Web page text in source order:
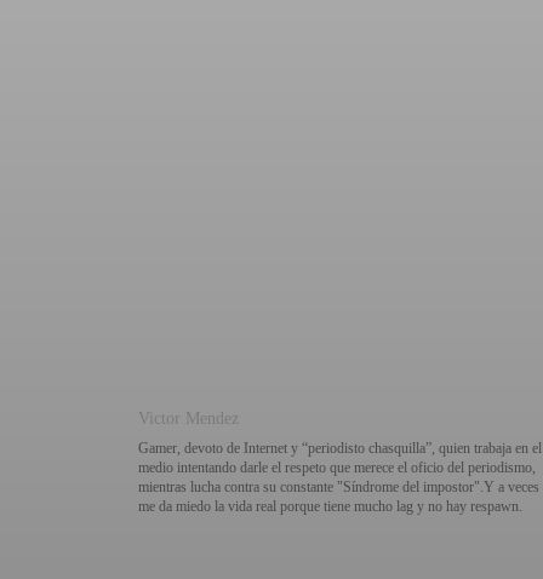
Victor Mendez
Gamer, devoto de Internet y “periodisto chasquilla”, quien trabaja en el
medio intentando darle el respeto que merece el oficio del periodismo,
mientras lucha contra su constante "Síndrome del impostor".Y a veces
me da miedo la vida real porque tiene mucho lag y no hay respawn.